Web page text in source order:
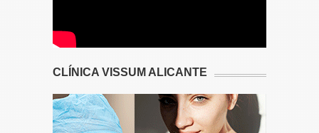
CLÍNICA VISSUM ALICANTE